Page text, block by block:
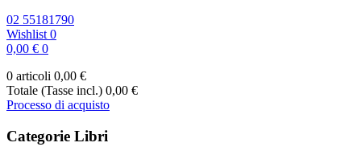
02 55181790
Wishlist 0
0,00 € 0
0 articoli 0,00 €
Totale (Tasse incl.) 0,00 €
Processo di acquisto
Categorie Libri